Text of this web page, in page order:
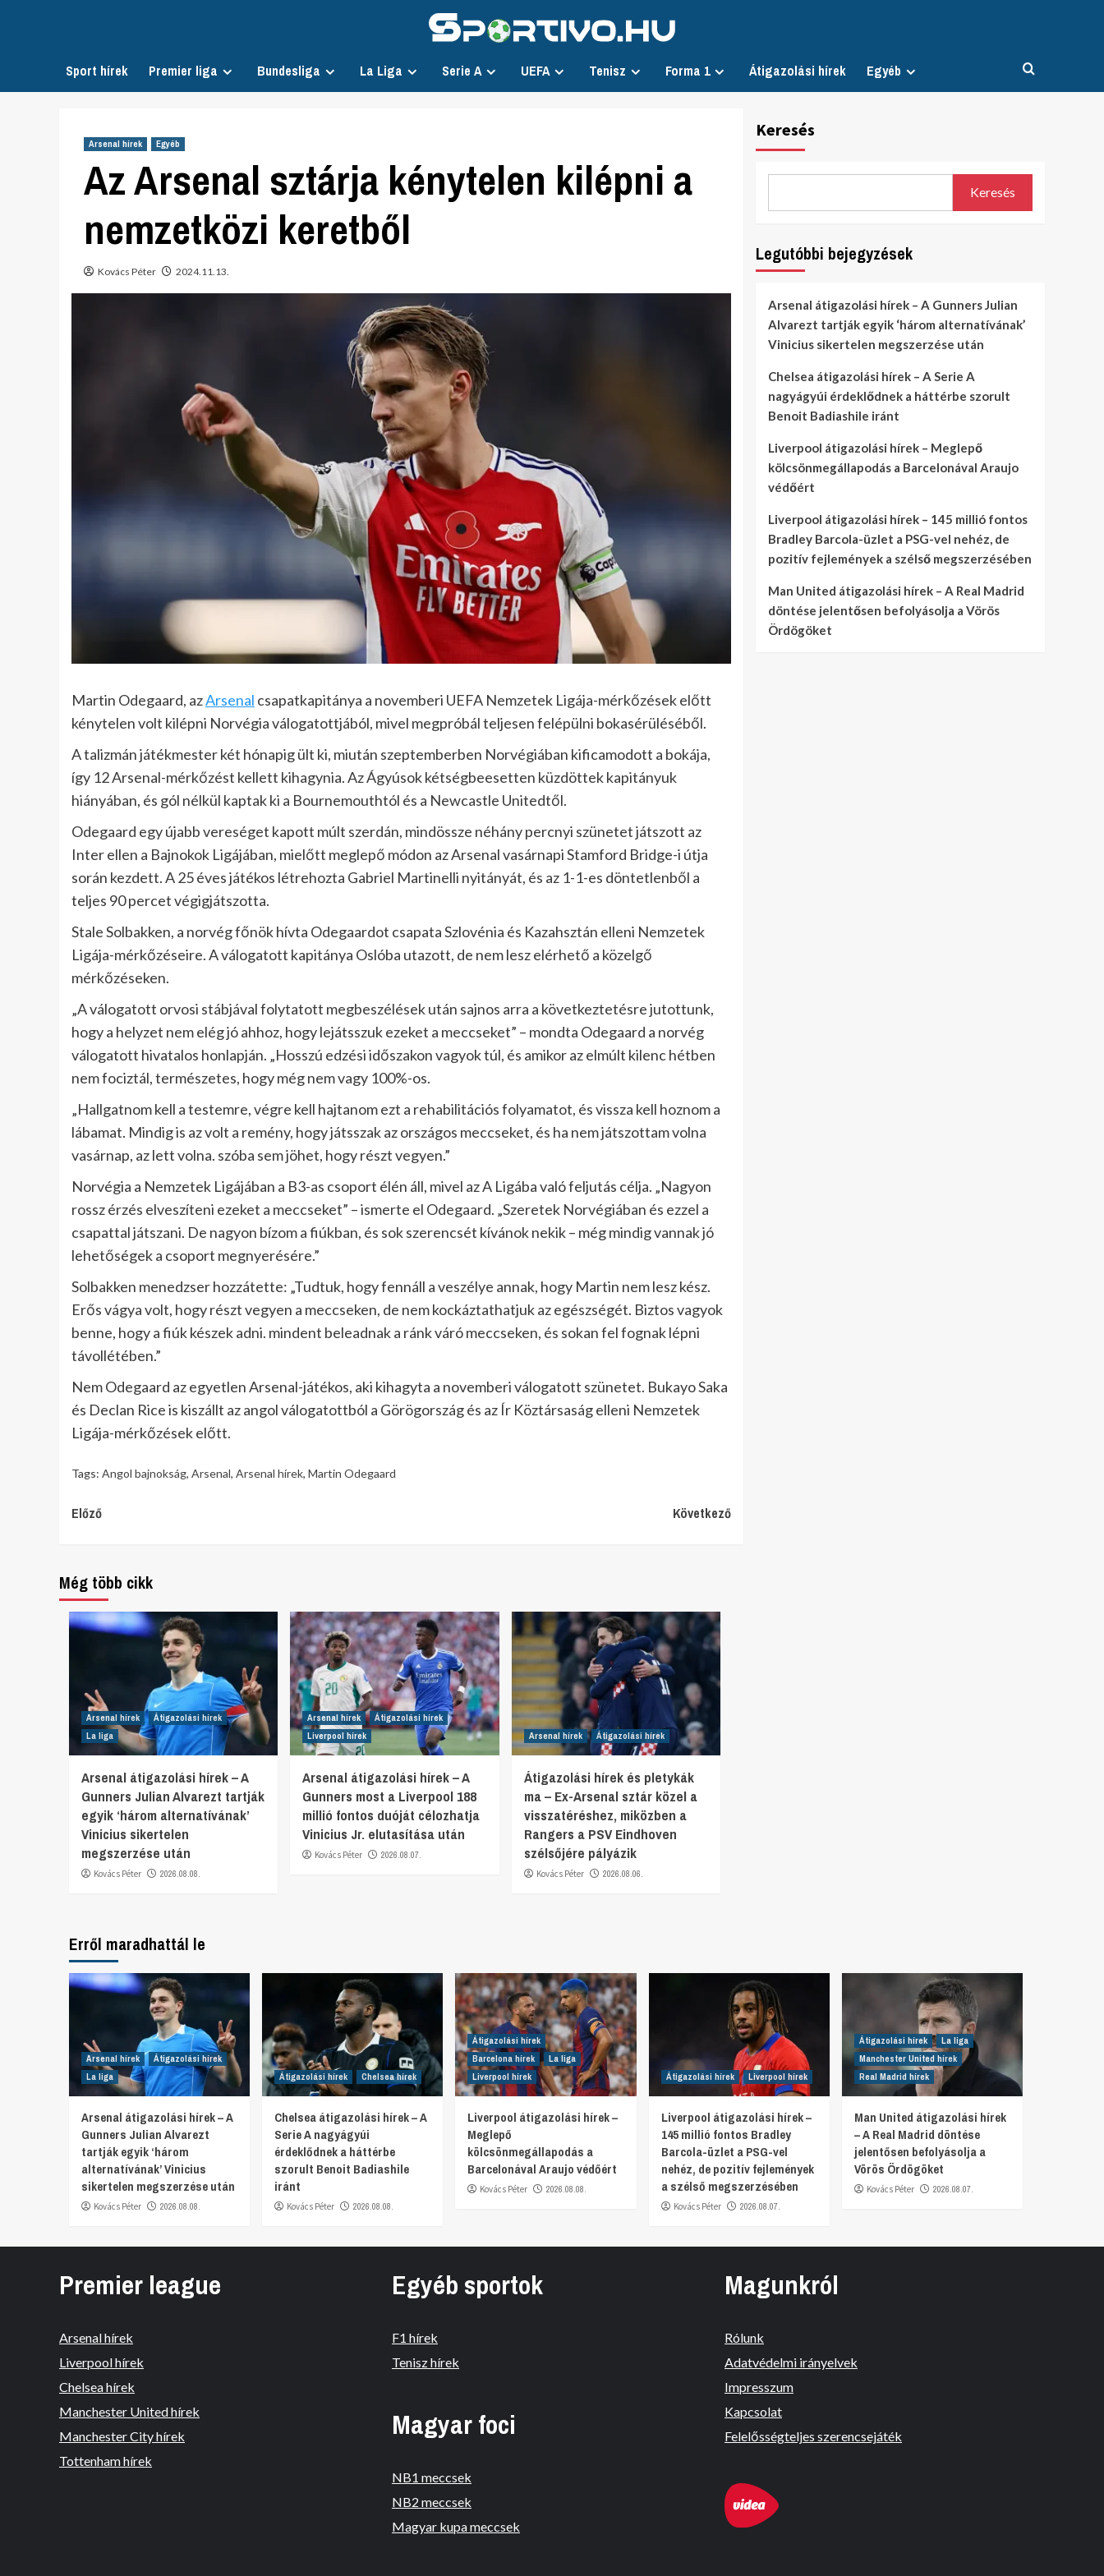
Sport hírek Premier liga Bundesliga La Liga Serie A UEFA Tenisz Forma 1 Átigazolási hírek Egyéb
Arsenal hírek Egyéb
Az Arsenal sztárja kénytelen kilépni a
nemzetközi keretből
Kovács Péter 2024.11.13.
Martin Odegaard, azArsenal csapatkapitánya a novemberi UEFA Nemzetek Ligája-mérkőzések előtt
kénytelen volt kilépni Norvégia válogatottjából, mivel megpróbál teljesen felépülni bokasérüléséből.
A talizmán játékmester két hónapig ült ki, miután szeptemberben Norvégiában kificamodott a bokája,
így 12 Arsenal-mérkőzést kellett kihagynia. Az Ágyúsok kétségbeesetten küzdöttek kapitányuk
hiányában, és gól nélkül kaptak ki a Bournemouthtól és a Newcastle Unitedtől.
Odegaard egy újabb vereséget kapott múlt szerdán, mindössze néhány percnyi szünetet játszott az
Inter ellen a Bajnokok Ligájában, mielőtt meglepő módon az Arsenal vasárnapi Stamford Bridge-i útja
során kezdett. A 25 éves játékos létrehozta Gabriel Martinelli nyitányát, és az 1-1-es döntetlenből a
teljes 90 percet végigjátszotta.
Stale Solbakken, a norvég főnök hívta Odegaardot csapata Szlovénia és Kazahsztán elleni Nemzetek
Ligája-mérkőzéseire. A válogatott kapitánya Oslóba utazott, de nem lesz elérhető a közelgő
mérkőzéseken.
„A válogatott orvosi stábjával folytatott megbeszélések után sajnos arra a következtetésre jutottunk,
hogy a helyzet nem elég jó ahhoz, hogy lejátsszuk ezeket a meccseket” – mondta Odegaard a norvég
válogatott hivatalos honlapján. „Hosszú edzési időszakon vagyok túl, és amikor az elmúlt kilenc hétben
nem fociztál, természetes, hogy még nem vagy 100%-os.
„Hallgatnom kell a testemre, végre kell hajtanom ezt a rehabilitációs folyamatot, és vissza kell hoznom a
lábamat. Mindig is az volt a remény, hogy játsszak az országos meccseket, és ha nem játszottam volna
vasárnap, az lett volna. szóba sem jöhet, hogy részt vegyen.”
Norvégia a Nemzetek Ligájában a B3-as csoport élén áll, mivel az A Ligába való feljutás célja. „Nagyon
rossz érzés elveszíteni ezeket a meccseket” – ismerte el Odegaard. „Szeretek Norvégiában és ezzel a
csapattal játszani. De nagyon bízom a fiúkban, és sok szerencsét kívánok nekik – még mindig vannak jó
lehetőségek a csoport megnyerésére.”
Solbakken menedzser hozzátette: „Tudtuk, hogy fennáll a veszélye annak, hogy Martin nem lesz kész.
Erős vágya volt, hogy részt vegyen a meccseken, de nem kockáztathatjuk az egészségét. Biztos vagyok
benne, hogy a fiúk készek adni. mindent beleadnak a ránk váró meccseken, és sokan fel fognak lépni
távollétében.”
Nem Odegaard az egyetlen Arsenal-játékos, aki kihagyta a novemberi válogatott szünetet. Bukayo Saka
és Declan Rice is kiszállt az angol válogatottból a Görögország és az Ír Köztársaság elleni Nemzetek
Ligája-mérkőzések előtt.
Tags: Angol bajnokság, Arsenal, Arsenal hírek, Martin Odegaard
Continue
Előző Következő
Még több cikk
Arsenal hírek
Átigazolási hírek
La liga
Arsenal átigazolási hírek – A
Gunners Julian Alvarezt tartják
egyik ‘három alternatívának’
Vinicius sikertelen
megszerzése után
Kovács Péter 2026.08.08.
Arsenal hírek
Átigazolási hírek
Liverpool hírek
Arsenal átigazolási hírek – A
Gunners most a Liverpool 188
millió fontos duóját célozhatja
Vinicius Jr. elutasítása után
Kovács Péter 2026.08.07.
Arsenal hírek Átigazolási hírek
Átigazolási hírek és pletykák
ma – Ex-Arsenal sztár közel a
visszatéréshez, miközben a
Rangers a PSV Eindhoven
szélsőjére pályázik
Kovács Péter 2026.08.06.
Keresés
Keresés
Legutóbbi bejegyzések
Arsenal átigazolási hírek – A Gunners Julian
Alvarezt tartják egyik ‘három alternatívának’
Vinicius sikertelen megszerzése után
Chelsea átigazolási hírek – A Serie A
nagyágyúi érdeklődnek a háttérbe szorult
Benoit Badiashile iránt
Liverpool átigazolási hírek – Meglepő
kölcsönmegállapodás a Barcelonával Araujo
védőért
Liverpool átigazolási hírek – 145 millió fontos
Bradley Barcola-üzlet a PSG-vel nehéz, de
pozitív fejlemények a szélső megszerzésében
Man United átigazolási hírek – A Real Madrid
döntése jelentősen befolyásolja a Vörös
Ördögöket
Erről maradhattál le
Arsenal hírek
Átigazolási hírek
La liga
Arsenal átigazolási hírek – A
Gunners Julian Alvarezt
tartják egyik ‘három
alternatívának’ Vinicius
sikertelen megszerzése után
Kovács Péter 2026.08.08.
Átigazolási hírek Chelsea hírek
Chelsea átigazolási hírek – A
Serie A nagyágyúi
érdeklődnek a háttérbe
szorult Benoit Badiashile
iránt
Kovács Péter 2026.08.08.
Átigazolási hírek
Barcelona hírek
La liga
Liverpool hírek
Liverpool átigazolási hírek –
Meglepő
kölcsönmegállapodás a
Barcelonával Araujo védőért
Kovács Péter 2026.08.08.
Átigazolási hírek Liverpool hírek
Liverpool átigazolási hírek –
145 millió fontos Bradley
Barcola-üzlet a PSG-vel
nehéz, de pozitív fejlemények
a szélső megszerzésében
Kovács Péter 2026.08.07.
Átigazolási hírek
La liga
Manchester United hírek
Real Madrid hírek
Man United átigazolási hírek
– A Real Madrid döntése
jelentősen befolyásolja a
Vörös Ördögöket
Kovács Péter 2026.08.07.
Premier league
Arsenal hírek
Liverpool hírek
Chelsea hírek
Manchester United hírek
Manchester City hírek
Tottenham hírek
Egyéb sportok
F1 hírek
Tenisz hírek
Magyar foci
NB1 meccsek
NB2 meccsek
Magyar kupa meccsek
Magunkról
Rólunk
Adatvédelmi irányelvek
Impresszum
Kapcsolat
Felelősségteljes szerencsejáték